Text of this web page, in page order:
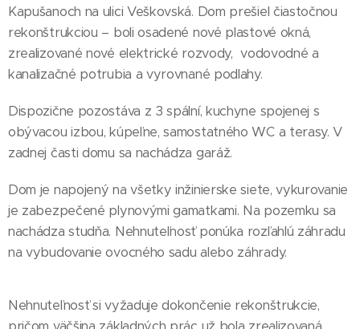
Kapušanoch na ulici Veškovská. Dom prešiel čiastočnou
rekonštrukciou – boli osadené nové plastové okná,
zrealizované nové elektrické rozvody, vodovodné a
kanalizačné potrubia a vyrovnané podlahy.
Dispozične pozostáva z 3 spální, kuchyne spojenej s
obývacou izbou, kúpeľne, samostatného WC a terasy. V
zadnej časti domu sa nachádza garáž.
Dom je napojený na všetky inžinierske siete, vykurovanie
je zabezpečené plynovými gamatkami. Na pozemku sa
nachádza studňa. Nehnuteľnosť ponúka rozľahlú záhradu
na vybudovanie ovocného sadu alebo záhrady.
Nehnuteľnosť si vyžaduje dokončenie rekonštrukcie,